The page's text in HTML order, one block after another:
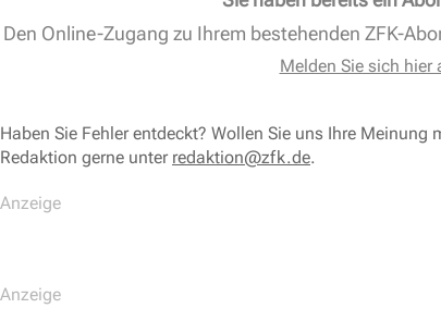
Den Online-Zugang zu Ihrem bestehenden ZFK-
Melden Sie sich hier
Haben Sie Fehler entdeckt? Wollen Sie uns Ihre
Redaktion gerne unter redaktion@zfk.de.